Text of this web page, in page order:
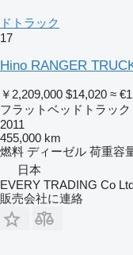
ドトラック
17
Hino RANGER
￥2,209,000 $14,020 ≈
フラットベッドトラック
2011
455,000 km
燃料 ディーゼル 荷重容
日本
EVERY TRADING Co
販売会社に連絡